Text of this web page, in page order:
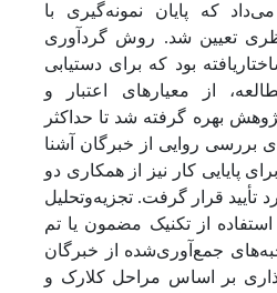
که پایان نمونه‌گیری با
تعیین شد. روش گردآوری
بود که برای دستیابی
از معیارهای اعتبار و
بهره گرفته شد تا حداکثر
بررسی روایی از خبرگان آشنا
پایایی کار نیز از همکاری دو
تأیید قرار گرفت. تجزیه‌وتحلیل
استفاده از تکنیک مضمون یا تم
جمع‌آوری‌شده از خبرگان
بر اساس مراحل کلارک و